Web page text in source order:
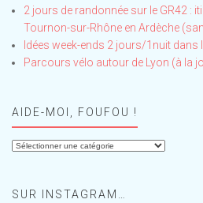
2 jours de randonnée sur le GR42 :
Tournon-sur-Rhône en Ardèche
Idées week-ends 2 jours/1nuit dans
Parcours vélo autour de Lyon (à la
AIDE-MOI, FOUFOU !
Aide-
!SUR INSTAGRAM…